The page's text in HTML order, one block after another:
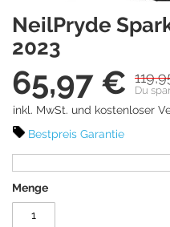
NeilPryde
2023
Du
Sonderpreis
65,97 €
inkl. MwSt. und kostenloser
Bestpreis Garantie
Menge
to
the
beginning
of
the
images